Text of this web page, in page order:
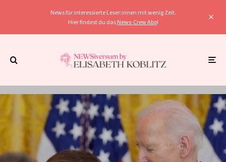
News für interessierte Leser:innen mit wenig Zeit.
Hier findest du das News-Crew Abo!